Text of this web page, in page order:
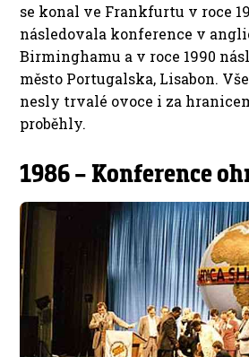
se konal ve Frankfurtu v roce
následovala konference v
Birminghamu a v roce 1990
město Portugalska, Lisabon.
nesly trvalé ovoce i za
proběhly.
1986 – Konference